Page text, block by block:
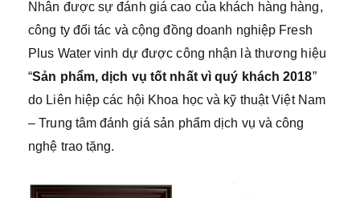
Nhân được sự đánh giá cao của khách hàng hàng,
công ty đối tác và cộng đồng doanh nghiệp Fresh
Plus Water vinh dự được công nhận là thương hiệu
“Sản phẩm, dịch vụ tốt nhất vì quý khách 2018”
do Liên hiệp các hội Khoa học và kỹ thuật Việt Nam
– Trung tâm đánh giá sản phẩm dịch vụ và công
nghệ trao tặng.